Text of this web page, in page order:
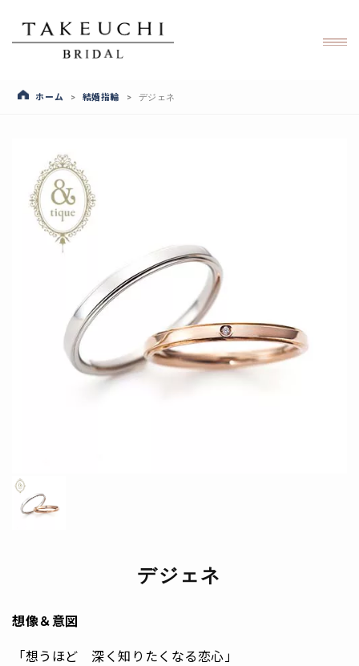
ホーム > 結婚指輪 > デジェネ
デジェネ
想像＆意図
「想うほど 深く知りたくなる恋心」